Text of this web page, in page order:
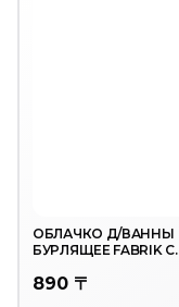
ОБЛАЧКО Д/ВАННЫ
БУРЛЯЩЕЕ FABRIK С
НАСЛАЖДЕНИЯ 110ГР
890 〒